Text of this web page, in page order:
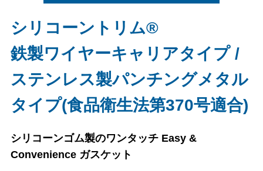
シリコーントリム®
鉄製ワイヤーキャリアタイプ /
ステンレス製パンチングメタル
タイプ(食品衛生法第370号適合)
シリコーンゴム製のワンタッチ Easy &
Convenience ガスケット